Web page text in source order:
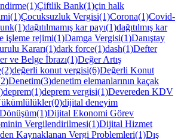
Çiftlik Bank(1)çin halk
Çocuksuzluk Vergisi(1)Corona(1)Covid-
dağıtılmamış kar payı(1)dağıtılmış kar
işleme rejimi(1)Damga Vergisi(1)Danıştay
Kararı(1)dark force(1)dash(1)Defter
ve Belge İbrazı(1)Değer Artış
değerli konut vergisi(6)Değerli Konut
Denetim(3)denetim elemanlarının kaçak
deprem(1)deprem vergisi(1)Devereden KDV
dijital deneyim
Dijital Ekonomi Görev
Vergilendirilmesi(1)Dijital Hizmet
Kaynaklanan Vergi Problemleri(1)Dış